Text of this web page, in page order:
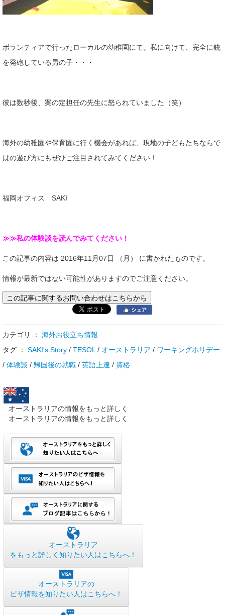
ボランティアで行ったローカルの幼稚園にて。私に向けて、完全に銃
を発砲している男の子・・・
彼は数秒後、案の定担任の先生に怒られていました（笑）
海外の幼稚園や保育園に行く機会があれば、現地の子どもたちならで
はの遊び方にもぜひご注目されてみてください！
福岡オフィス SAKI
≫≫私の体験談を読んでみてください！
この記事の内容は 2016年11月07日 （月） に書かれたものです。
情報が最新ではない可能性がありますのでご注意ください。
この記事に関するお問い合わせはこちらから
カテゴリ ： 海外お役立ち情報
タグ ： SAKI's Story / TESOL/ オーストラリア / ワーキングホリデー
/ 体験談 / 帰国後の就職 / 英語上達 / 資格
オーストラリアの情報をもっと詳しく
オーストラリアの情報をもっと詳しく
オーストラリア
をもっと詳しく知りたい人はこちらへ！
オーストラリアの
ビザ情報を知りたい人はこちらへ！